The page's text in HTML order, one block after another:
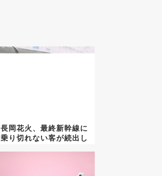
長岡花火、最終新幹線に
乗り切れない客が続出し